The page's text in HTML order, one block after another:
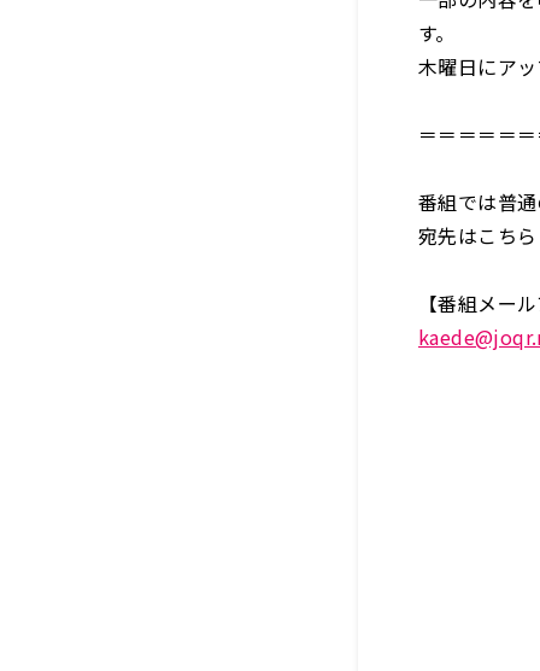
す。
木曜日にア
＝＝＝＝＝
番組では普
宛先はこち
【番組メー